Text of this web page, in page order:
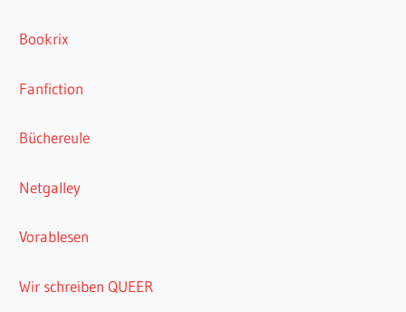
Bookrix
Fanfiction
Büchereule
Netgalley
Vorablesen
Wir schreiben QUEER